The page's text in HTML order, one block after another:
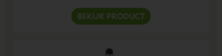
BEKIJK PRODUCT